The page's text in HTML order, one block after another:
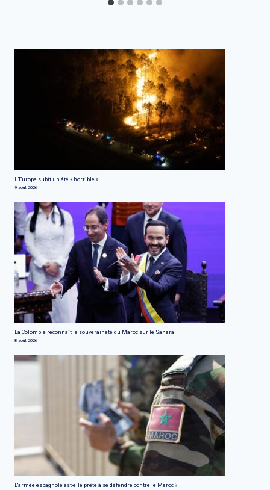
L’Europe subit un été « horrible »
9 août 2026
La Colombie reconnaît la souveraineté du Maroc sur le Sahara
8 août 2026
L'armée espagnole est-elle prête à se défendre contre le Maroc ?